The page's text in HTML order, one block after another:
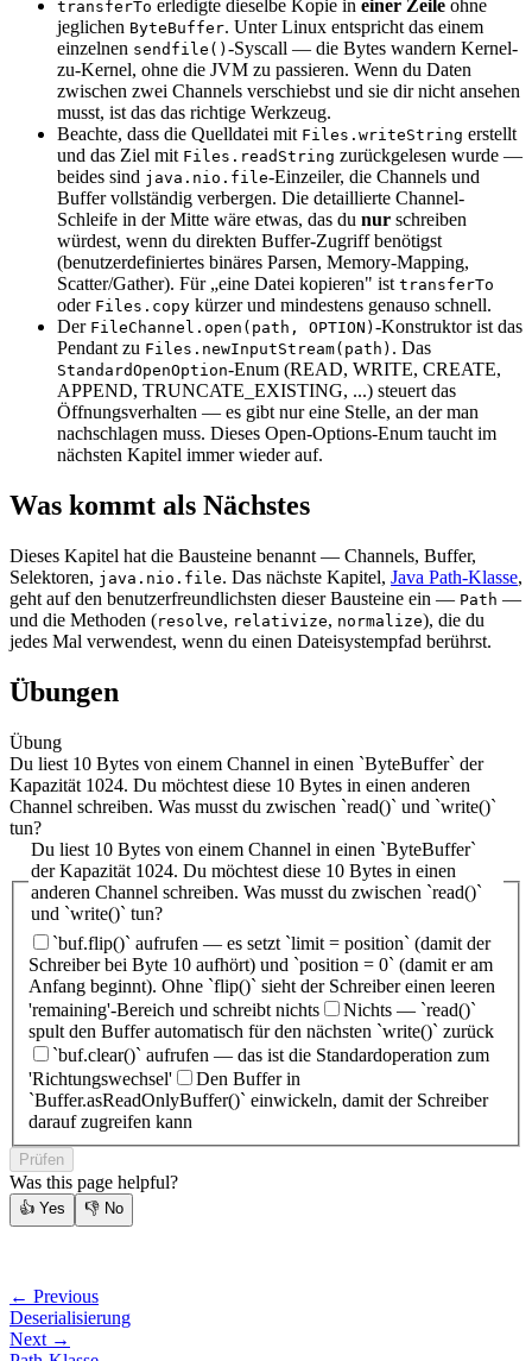
transferTo erledigte dieselbe Kopie in einer Zeile ohne
jeglichen ByteBuffer. Unter Linux entspricht das einem
einzelnen sendfile() -Syscall — die Bytes wandern Kernel-
zu-Kernel, ohne die JVM zu passieren. Wenn du Daten
zwischen zwei Channels verschiebst und sie dir nicht ansehen
musst, ist das das richtige Werkzeug.
Beachte, dass die Quelldatei mit Files.writeString erstellt
und das Ziel mit Files.readString zurückgelesen wurde —
beides sind java.nio.file-Einzeiler, die Channels und
Buffer vollständig verbergen. Die detaillierte Channel-
Schleife in der Mitte wäre etwas, das du nur schreiben
würdest, wenn du direkten Buffer-Zugriff benötigst
(benutzerdefiniertes binäres Parsen, Memory-Mapping,
Scatter/Gather). Für „eine Datei kopieren" ist transferTo
oder Files.copy kürzer und mindestens genauso schnell.
Der FileChannel.open(path, OPTION) -Konstruktor ist das
Pendant zu Files.newInputStream(path) . Das
StandardOpenOption-Enum (READ, WRITE, CREATE,
APPEND, TRUNCATE_EXISTING, ...) steuert das
Öffnungsverhalten — es gibt nur eine Stelle, an der man
nachschlagen muss. Dieses Open-Options-Enum taucht im
nächsten Kapitel immer wieder auf.
Was kommt als Nächstes
Dieses Kapitel hat die Bausteine benannt — Channels, Buffer,
Selektoren, java.nio.file. Das nächste Kapitel, Java Path-Klasse,
geht auf den benutzerfreundlichsten dieser Bausteine ein — Path —
und die Methoden (resolve, relativize, normalize), die du
jedes Mal verwendest, wenn du einen Dateisystempfad berührst.
Übungen
Übung
Du liest 10 Bytes von einem Channel in einen `ByteBuffer` der
Kapazität 1024. Du möchtest diese 10 Bytes in einen anderen
Channel schreiben. Was musst du zwischen `read()` und `write()`
tun?
Du liest 10 Bytes von einem Channel in einen `ByteBuffer`
der Kapazität 1024. Du möchtest diese 10 Bytes in einen
anderen Channel schreiben. Was musst du zwischen `read()`
und `write()` tun?
`buf.flip()` aufrufen — es setzt `limit = position` (damit der
Schreiber bei Byte 10 aufhört) und `position = 0` (damit er am
Anfang beginnt). Ohne `flip()` sieht der Schreiber einen leeren
'remaining'-Bereich und schreibt nichts
Nichts — `read()`
spult den Buffer automatisch für den nächsten `write()` zurück
`buf.clear()` aufrufen — das ist die Standardoperation zum
'Richtungswechsel'
Den Buffer in
`Buffer.asReadOnlyBuffer()` einwickeln, damit der Schreiber
darauf zugreifen kann
Prüfen
Was this page helpful?
👍 Yes 👎 No
← Previous
Deserialisierung
Next →